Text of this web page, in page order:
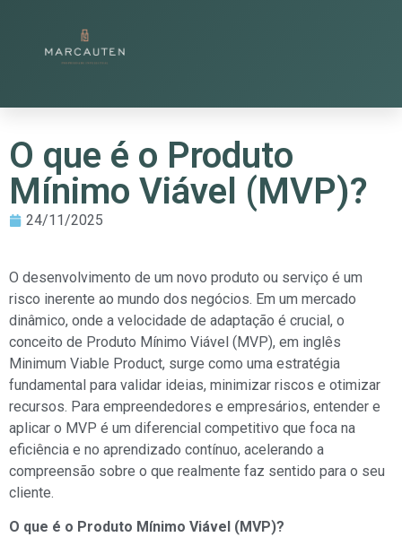
O que é o Produto
Mínimo Viável (MVP)?
24/11/2025
O desenvolvimento de um novo produto ou serviço é um
risco inerente ao mundo dos negócios. Em um mercado
dinâmico, onde a velocidade de adaptação é crucial, o
conceito de Produto Mínimo Viável (MVP), em inglês
Minimum Viable Product, surge como uma estratégia
fundamental para validar ideias, minimizar riscos e otimizar
recursos. Para empreendedores e empresários, entender e
aplicar o MVP é um diferencial competitivo que foca na
eficiência e no aprendizado contínuo, acelerando a
compreensão sobre o que realmente faz sentido para o seu
cliente.
O que é o Produto Mínimo Viável (MVP)?